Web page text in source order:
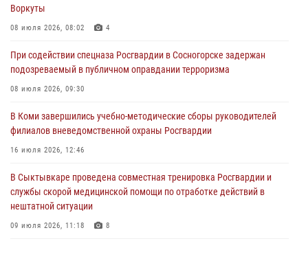
В Усинске росгвардейцы оперативно отработали план «Квартал»
30 июля 2026, 13:53
В Санкт-Петербурге прошел окружной этап ежегодного
Всероссийского конкурса профессионального мастерства среди
сотрудников вневедомственной охраны Росгвардии
В Сыктывкаре росгвардейцы приняли участие в молебне в рамках
Дня Крещения Руси и Дня святого равноапостольного князя
28 июля 2026, 13:32 8
Воркуты
08 июля 2026, 08:02 4
При содействии спецназа Росгвардии в Сосногорске задержан
подозреваемый в публичном оправдании терроризма
08 июля 2026, 09:30
В Коми завершились учебно-методические сборы руководителей
филиалов вневедомственной охраны Росгвардии
16 июля 2026, 12:46
В Сыктывкаре проведена совместная тренировка Росгвардии и
службы скорой медицинской помощи по отработке действий в
нештатной ситуации
09 июля 2026, 11:18 8